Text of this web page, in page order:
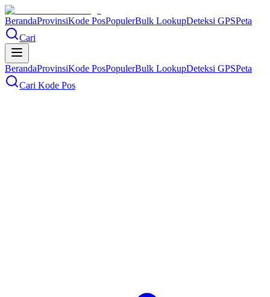
BerandaProvinsiKode PosPopulerBulk LookupDeteksi GPSPeta
Cari
BerandaProvinsiKode PosPopulerBulk LookupDeteksi GPSPeta
Cari Kode Pos